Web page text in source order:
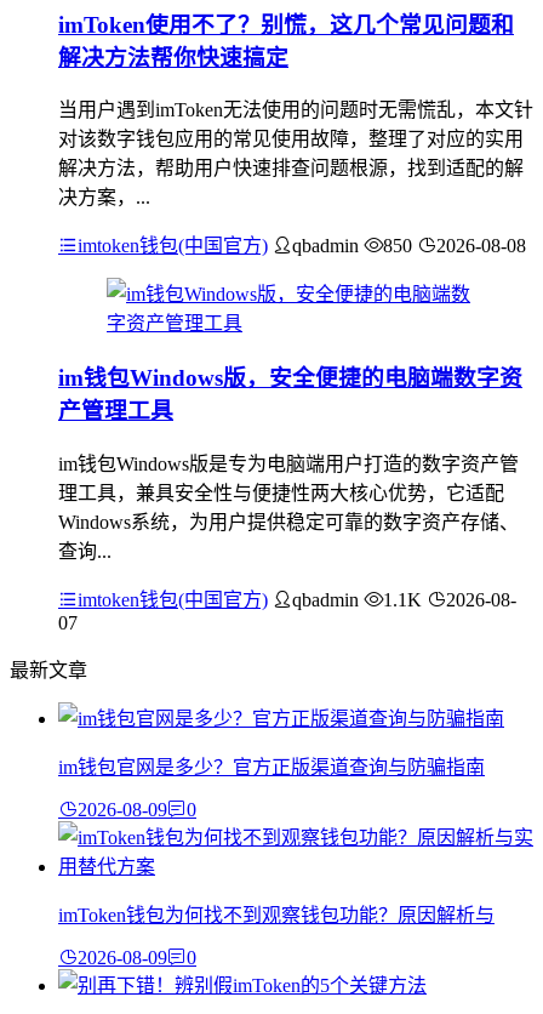
imToken使用不了？别慌，这几个常见问题和
解决方法帮你快速搞定
当用户遇到imToken无法使用的问题时无需慌乱，本文针
对该数字钱包应用的常见使用故障，整理了对应的实用
解决方法，帮助用户快速排查问题根源，找到适配的解
决方案，...
imtoken钱包(中国官方) qbadmin 850 2026-08-08
im钱包Windows版，安全便捷的电脑端数字资
产管理工具
im钱包Windows版是专为电脑端用户打造的数字资产管
理工具，兼具安全性与便捷性两大核心优势，它适配
Windows系统，为用户提供稳定可靠的数字资产存储、
查询...
imtoken钱包(中国官方) qbadmin 1.1K
2026-08-
07
最新文章
im钱包官网是多少？官方正版渠道查询与防骗指南
2026-08-09 0
imToken钱包为何找不到观察钱包功能？原因解析与
2026-08-09 0